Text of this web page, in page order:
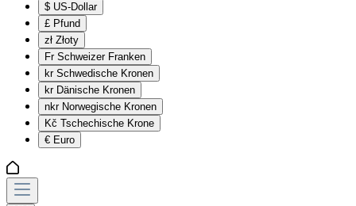
$ US-Dollar
£ Pfund
zł Złoty
Fr Schweizer Franken
kr Schwedische Kronen
kr Dänische Kronen
nkr Norwegische Kronen
Kč Tschechische Krone
€ Euro